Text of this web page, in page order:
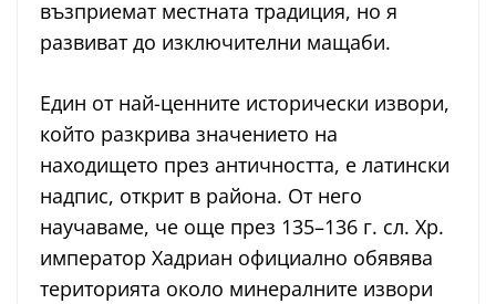
възприемат местната традиция, но я
развиват до изключителни мащаби.
Един от най-ценните исторически извори,
който разкрива значението на
находището през античността, е латински
надпис, открит в района. От него
научаваме, че още през 135–136 г. сл. Хр.
император Хадриан официално обявява
територията около минералните извори